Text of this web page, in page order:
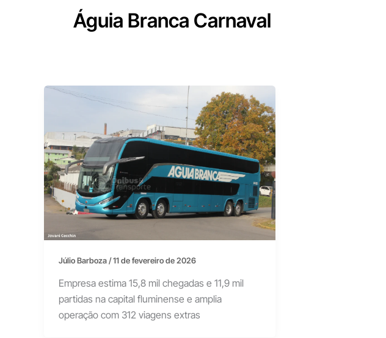
Águia Branca Carnaval
Júlio Barboza/11 de fevereiro de 2026
Empresa estima 15,8 mil chegadas e 11,9 mil
partidas na capital fluminense e amplia
operação com 312 viagens extras